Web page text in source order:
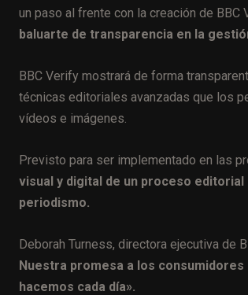
un paso al frente con la creación de
baluarte de transparencia en la
BBC Verify mostrará de forma
técnicas editoriales avanzadas que los
vídeos e imágenes.
Previsto para ser implementado en las
visual y digital de un proceso
periodismo.
Deborah Turness, directora ejecutiva de
Nuestra promesa a los
hacemos cada día».